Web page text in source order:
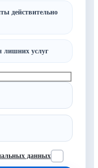
действительно
лишних услуг
данных